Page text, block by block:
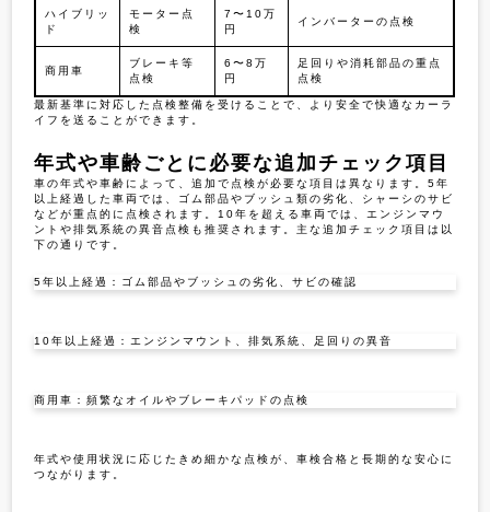
ハイブリッ
ド
モーター点
検
7〜10万
円
インバーターの点検
商用車
ブレーキ等
点検
6〜8万
円
足回りや消耗部品の重点
点検
最新基準に対応した点検整備を受けることで、より安全で快適なカーラ
イフを送ることができます。
年式や車齢ごとに必要な追加チェック項目
車の年式や車齢によって、追加で点検が必要な項目は異なります。5年
以上経過した車両では、ゴム部品やブッシュ類の劣化、シャーシのサビ
などが重点的に点検されます。10年を超える車両では、エンジンマウ
ントや排気系統の異音点検も推奨されます。主な追加チェック項目は以
下の通りです。
5年以上経過：ゴム部品やブッシュの劣化、サビの確認
10年以上経過：エンジンマウント、排気系統、足回りの異音
商用車：頻繁なオイルやブレーキパッドの点検
年式や使用状況に応じたきめ細かな点検が、車検合格と長期的な安心に
つながります。